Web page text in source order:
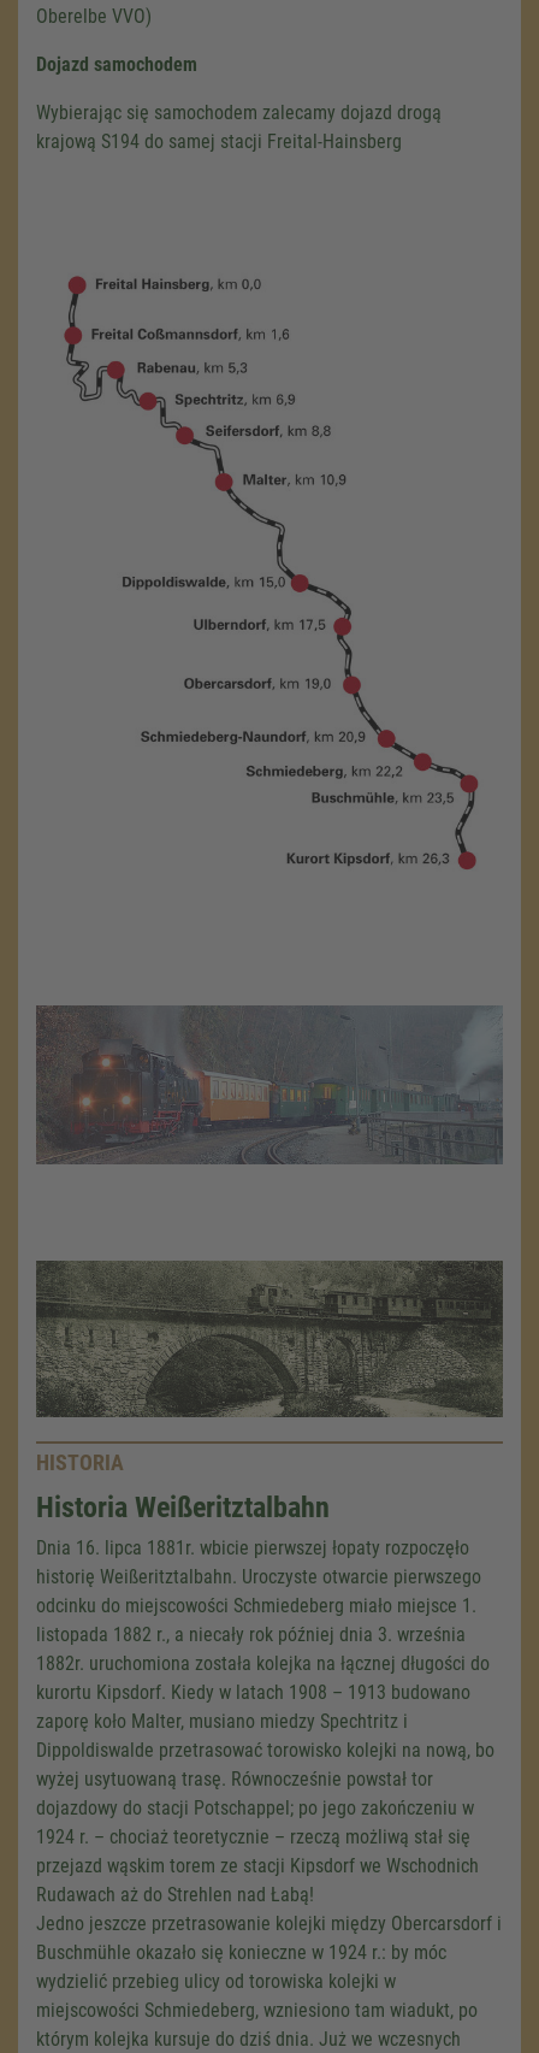
Oberelbe VVO)
Dojazd samochodem
Wybierając się samochodem zalecamy dojazd drogą
krajową S194 do samej stacji Freital-Hainsberg
HISTORIA
Historia Weißeritztalbahn
Dnia 16. lipca 1881r. wbicie pierwszej łopaty rozpoczęło
historię Weißeritztalbahn. Uroczyste otwarcie pierwszego
odcinku do miejscowości Schmiedeberg miało miejsce 1.
listopada 1882 r., a niecały rok później dnia 3. września
1882r. uruchomiona została kolejka na łącznej długości do
kurortu Kipsdorf. Kiedy w latach 1908 – 1913 budowano
zaporę koło Malter, musiano miedzy Spechtritz i
Dippoldiswalde przetrasować torowisko kolejki na nową, bo
wyżej usytuowaną trasę. Równocześnie powstał tor
dojazdowy do stacji Potschappel; po jego zakończeniu w
1924 r. – chociaż teoretycznie – rzeczą możliwą stał się
przejazd wąskim torem ze stacji Kipsdorf we Wschodnich
Rudawach aż do Strehlen nad Łabą!
Jedno jeszcze przetrasowanie kolejki między Obercarsdorf i
Buschmühle okazało się konieczne w 1924 r.: by móc
wydzielić przebieg ulicy od torowiska kolejki w
miejscowości Schmiedeberg, wzniesiono tam wiadukt, po
którym kolejka kursuje do dziś dnia. Już we wczesnych